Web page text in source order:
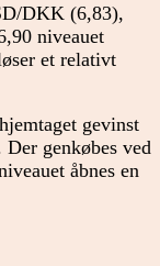
DKK (6,83),
niveauet
et relativt
hjemtaget gevinst
genkøbes ved
åbnes en